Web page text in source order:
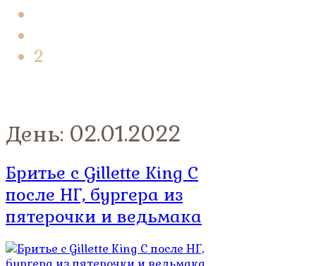
2
День: 02.01.2022
Бритье с Gillette King C
после НГ, бургера из
пятерочки и ведьмака